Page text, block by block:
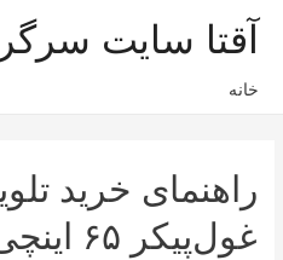
آقتا سایت
خانه
راهنمای خرید
غول‌پیکر ۶۵ اینچی